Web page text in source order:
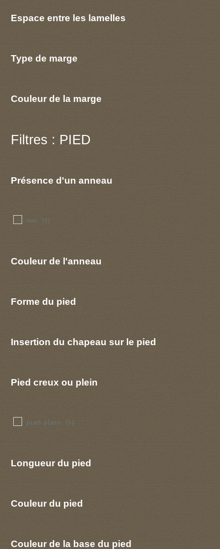
Espace entre les lamelles
Type de marge
Couleur de la marge
Filtres : PIED
Présence d'un anneau
non (1)
Couleur de l'anneau
Forme du pied
Insertion du chapeau sur le pied
Pied creux ou plein
pied plein (1)
Longueur du pied
Couleur du pied
Couleur de la base du pied